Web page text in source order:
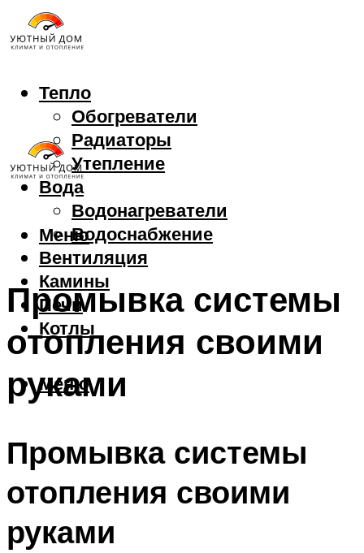
Тепло
Обогреватели
Радиаторы
Утепление
Вода
Водонагреватели
Водоснабжение
Вентиляция
Камины
Печи
Котлы
Меню
Меню
Промывка системы
отопления своими
руками
Промывка системы
отопления своими
руками